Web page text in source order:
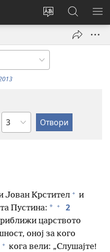
Смени
јазикот
на
страницата
Најави
се
window)
на
JW.ORG/
Поглавје
Јован Крстител + и
Пустина: * + 2
царството
оној за кого
+ кога вели: „Слушајте!